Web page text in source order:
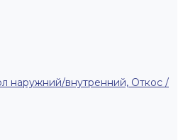
наружний/внутренний, Откос /